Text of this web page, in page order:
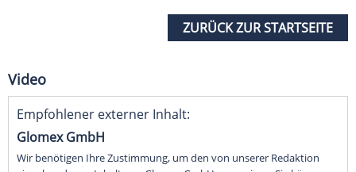
ZURÜCK ZUR STARTSEITE
Video
Empfohlener externer Inhalt:
Glomex GmbH
Wir benötigen Ihre Zustimmung, um den von unserer Redaktion